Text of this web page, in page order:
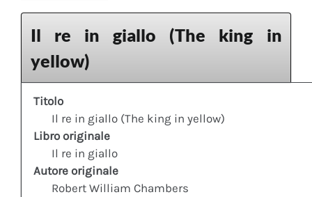
Il re in giallo (The king in
yellow)
Titolo
Il re in giallo (The king in yellow)
Libro originale
Il re in giallo
Autore originale
Robert William Chambers